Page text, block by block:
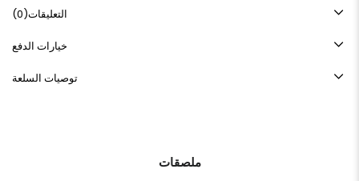
التعليقات(0)
خيارات الدفع
توصيات السلعة
ملصقات